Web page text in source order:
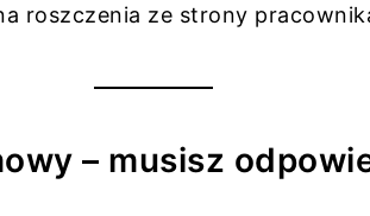
roszczenia ze strony
– musisz